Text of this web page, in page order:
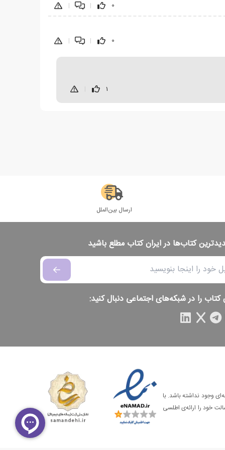
0
|
|
0
|
|
1
ارسال بین‌الملل
کتاب‌ها در ایران کتاب مطلع باشید
کتاب را در شبکه‌های اجتماعی دنبال کنید:
وجود نداشته باشد. با
خود را ارائه‌ی اطلسی